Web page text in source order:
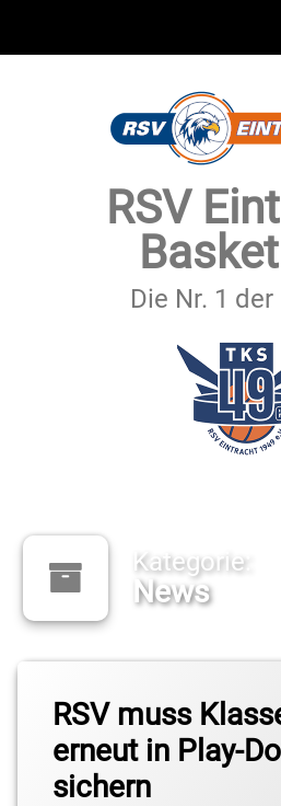
SECHSTER MANN
IMPRESSUM & DATENSCHUTZ
RSV
Die Nr. 1 der
Kategorie:
News
RSV muss
erneut in Play-
sichern